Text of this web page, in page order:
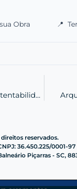
Obra 📍
Telhado Verde: Isolamento Térmico Natural e Sustentabilidade
reservados.
36.450.225/0001-97
Piçarras - SC,